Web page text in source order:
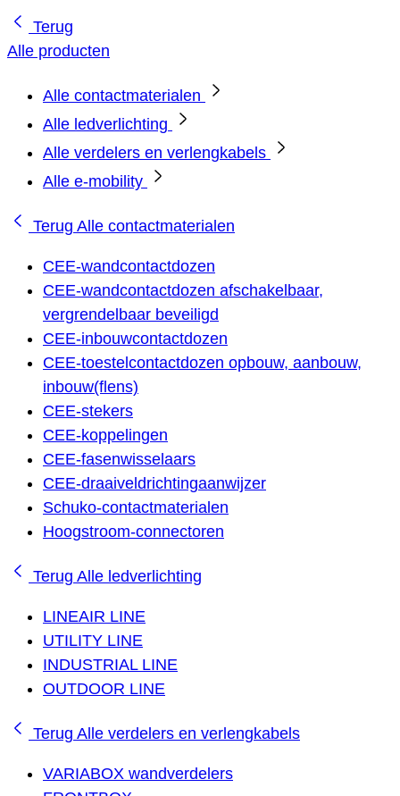
Terug
Alle producten
Alle contactmaterialen
Alle ledverlichting
Alle verdelers en verlengkabels
Alle e-mobility
Terug Alle contactmaterialen
CEE-wandcontactdozen
CEE-wandcontactdozen afschakelbaar,
vergrendelbaar beveiligd
CEE-inbouwcontactdozen
CEE-toestelcontactdozen opbouw, aanbouw,
inbouw(flens)
CEE-stekers
CEE-koppelingen
CEE-fasenwisselaars
CEE-draaiveldrichtingaanwijzer
Schuko-contactmaterialen
Hoogstroom-connectoren
Terug Alle ledverlichting
LINEAIR LINE
UTILITY LINE
INDUSTRIAL LINE
OUTDOOR LINE
Terug Alle verdelers en verlengkabels
VARIABOX wandverdelers